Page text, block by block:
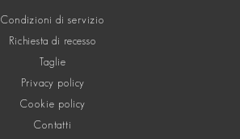
Condizioni di servizio
Richiesta di recesso
Taglie
Privacy policy
Cookie policy
Contatti